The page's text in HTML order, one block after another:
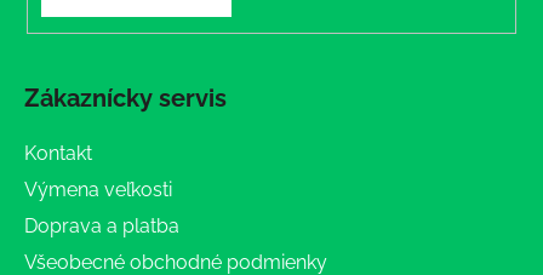
Zákaznícky servis
Kontakt
Výmena veľkosti
Doprava a platba
Všeobecné obchodné podmienky